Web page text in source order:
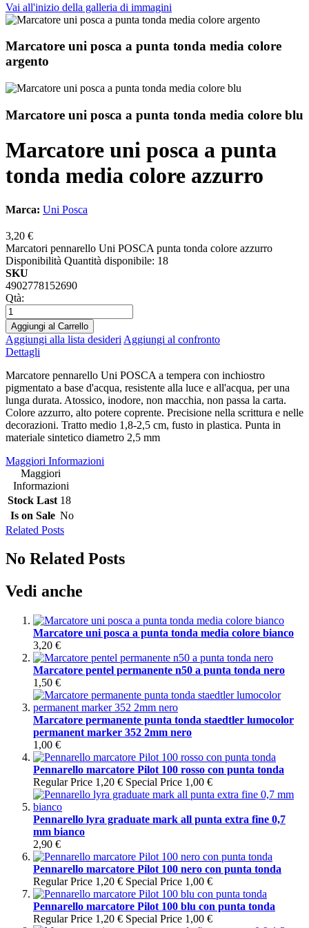
Vai all'inizio della galleria di immagini
Marcatore uni posca a punta tonda media colore
argento
Marcatore uni posca a punta tonda media colore blu
Marcatore uni posca a punta
tonda media colore azzurro
Marca: Uni Posca
3,20 €
Marcatori pennarello Uni POSCA punta tonda colore azzurro
Disponibilità Quantità disponibile: 18
SKU
4902778152690
Qtà:
Aggiungi al Carrello
Aggiungi alla lista desideri Aggiungi al confronto
Dettagli
Marcatore pennarello Uni POSCA a tempera con inchiostro
pigmentato a base d'acqua, resistente alla luce e all'acqua, per una
lunga durata. Atossico, inodore, non macchia, non passa la carta.
Colore azzurro, alto potere coprente. Precisione nella scrittura e nelle
decorazioni. Tratto medio 1,8-2,5 cm, fusto in plastica. Punta in
materiale sintetico diametro 2,5 mm
Maggiori Informazioni
Maggiori
Informazioni
Stock Last 18
Is on Sale No
Related Posts
No Related Posts
Vedi anche
Marcatore uni posca a punta tonda media colore bianco
3,20 €
Marcatore pentel permanente n50 a punta tonda nero
1,50 €
Marcatore permanente punta tonda staedtler lumocolor
permanent marker 352 2mm nero
1,00 €
Pennarello marcatore Pilot 100 rosso con punta tonda
Regular Price 1,20 € Special Price 1,00 €
Pennarello lyra graduate mark all punta extra fine 0,7
mm bianco
2,90 €
Pennarello marcatore Pilot 100 nero con punta tonda
Regular Price 1,20 € Special Price 1,00 €
Pennarello marcatore Pilot 100 blu con punta tonda
Regular Price 1,20 € Special Price 1,00 €